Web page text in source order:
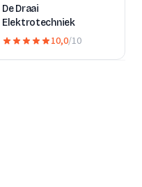
De Draai
Elektrotechniek
10,0/10